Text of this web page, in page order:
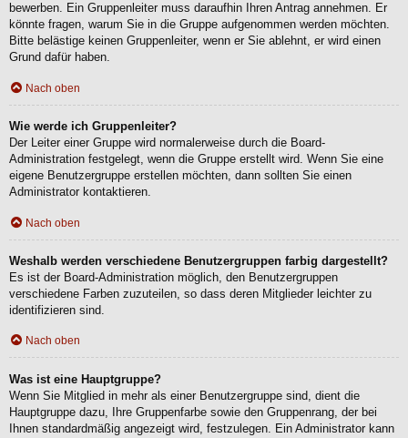
bewerben. Ein Gruppenleiter muss daraufhin Ihren Antrag annehmen. Er
könnte fragen, warum Sie in die Gruppe aufgenommen werden möchten.
Bitte belästige keinen Gruppenleiter, wenn er Sie ablehnt, er wird einen
Grund dafür haben.
Nach oben
Wie werde ich Gruppenleiter?
Der Leiter einer Gruppe wird normalerweise durch die Board-
Administration festgelegt, wenn die Gruppe erstellt wird. Wenn Sie eine
eigene Benutzergruppe erstellen möchten, dann sollten Sie einen
Administrator kontaktieren.
Nach oben
Weshalb werden verschiedene Benutzergruppen farbig dargestellt?
Es ist der Board-Administration möglich, den Benutzergruppen
verschiedene Farben zuzuteilen, so dass deren Mitglieder leichter zu
identifizieren sind.
Nach oben
Was ist eine Hauptgruppe?
Wenn Sie Mitglied in mehr als einer Benutzergruppe sind, dient die
Hauptgruppe dazu, Ihre Gruppenfarbe sowie den Gruppenrang, der bei
Ihnen standardmäßig angezeigt wird, festzulegen. Ein Administrator kann